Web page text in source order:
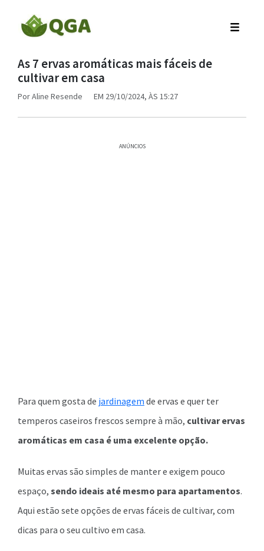
As 7 ervas aromáticas mais fáceis de
cultivar em casa
PorAline Resende EM 29/10/2024, ÀS 15:27
ANÚNCIOS
Para quem gosta de jardinagem de ervas e quer ter
temperos caseiros frescos sempre à mão, cultivar ervas
aromáticas em casa é uma excelente opção.
Muitas ervas são simples de manter e exigem pouco
espaço, sendo ideais até mesmo para apartamentos.
Aqui estão sete opções de ervas fáceis de cultivar, com
dicas para o seu cultivo em casa.